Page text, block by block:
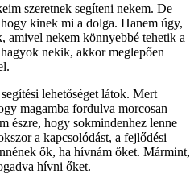
szeretnek segíteni nekem. De
kinek mi a dolga. Hanem úgy,
amivel nekem könnyebbé tehetik a
nekik, akkor meglepően
lehetőséget látok. Mert
magamba fordulva morcosan
észre, hogy sokmindenhez lenne
a kapcsolódást, a fejlődési
ők, ha hívnám őket. Mármint,
hívni őket.